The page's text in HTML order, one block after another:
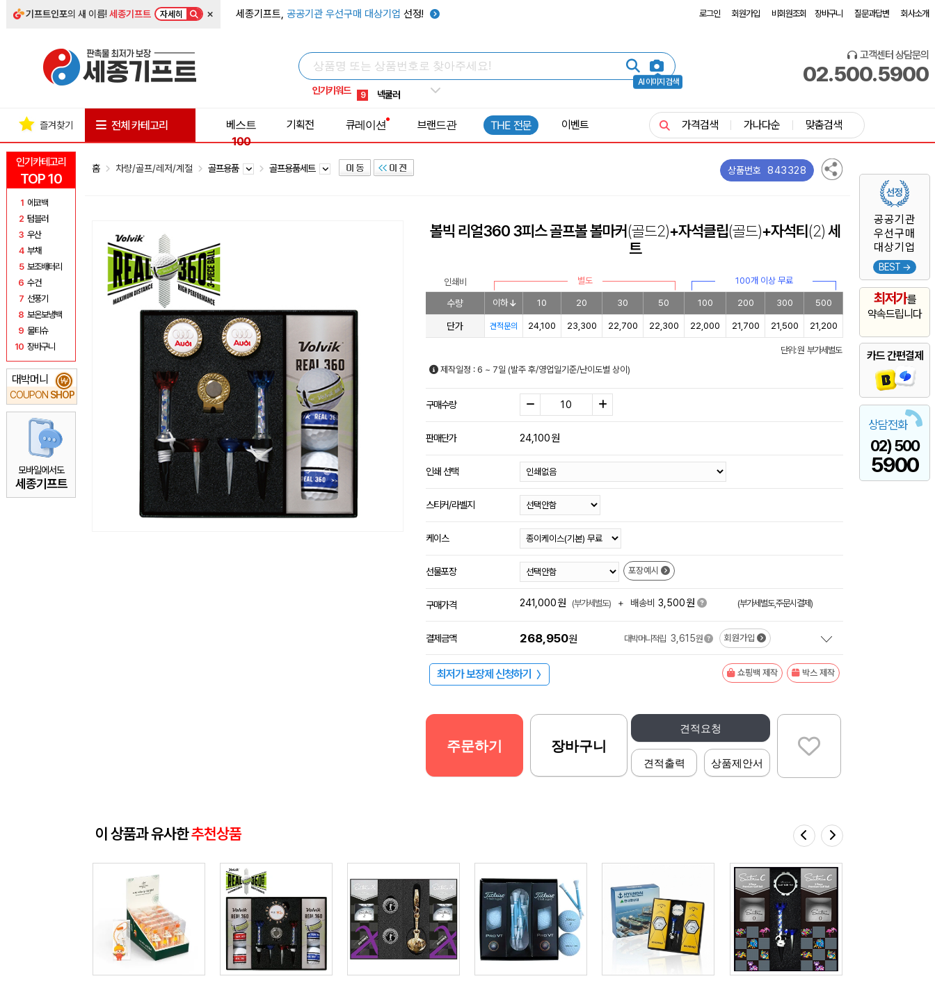
기프트인포의 새 이름!세종기프트 자세히 × 세종기프트, 공공기관 우선구매 대상기업 선정! 로그인 회원가입 비회원조회 장바구니 질문과답변 회사소개
AI 이미지 검색
인기키워드
5 키캡
8 쿨토시
9 넥쿨러
1 선풍기
고객센터 상담문의
02.500.5900
인기카테고리
TOP 10
1 에코백
2 텀블러
3 우산
4 부채
5 보조배터리
6 수건
7 선풍기
8 보온보냉백
9 물티슈
10 장바구니
대박머니
COUPON SHOP
₩
모바일에서도
세종기프트
공공기관
우선구매
대상기업
BEST →
최저가를
약속드립니다
카드 간편결제
상담전화
02) 500
5900
즐겨찾기 전체 카테고리
베스트
100
기획전 큐레이션 브랜드관 THE 전문 이벤트 가격검색 가나다순 맞춤검색
홈 차량/골프/레저/계절 골프용품 골프용품세트 상품번호 843328
볼빅 리얼360 3피스 골프볼 볼마커(골드2)+자석클립(골드)+자석티(2)세
트
인쇄비 별도 100개 이상 무료
수량 이하 10 20 30 50 100 200 300 500
단가 견적문의 24,100 23,300 22,700 22,300 22,000 21,700 21,500 21,200
단위: 원 부가세별도
제작일정 : 6 ~ 7일 (발주 후/영업일기준/난이도별 상이)
구매수량
판매단가 24,100원
인쇄 선택
스티커/라벨지
케이스
선물포장 포장예시
구매가격 241,000원 (부가세별도) + 배송비 3,500원 (부가세별도,주문시결제)
결제금액 268,950원 대박머니적립 3,615원 회원가입
최저가 보장제 신청하기 〉 쇼핑백 제작 박스 제작
견적요청
견적출력 상품제안서
주문하기 장바구니
이 상품과 유사한추천상품